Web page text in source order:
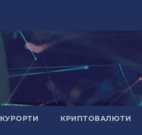
КУРОРТИ КРИПТОВАЛЮТИ